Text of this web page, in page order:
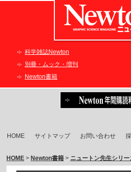
科学雑誌Newton
別冊・ムック・増刊
Newton書籍
HOME サイトマップ お問い合わせ
HOME> Newton書籍> ニュートン先生シリー